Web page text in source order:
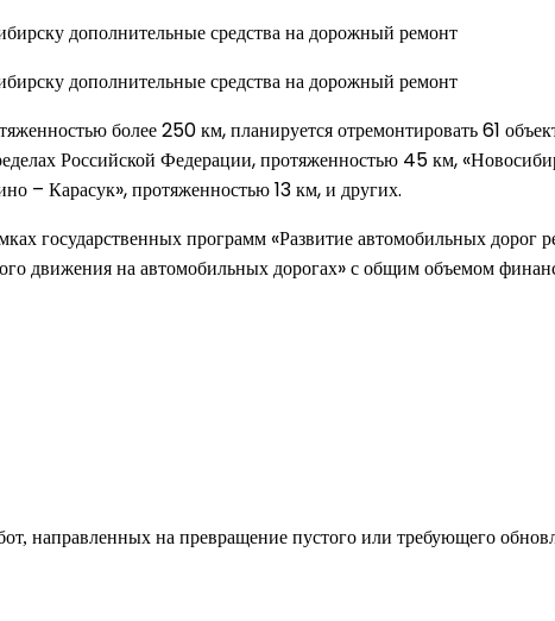
более 250 км, планируется отремонтировать 61
Российской Федерации, протяженностью 45 км,
– Карасук», протяженностью 13 км, и других.
государственных программ «Развитие автомобильных
движения на автомобильных дорогах» с общим объемом
направленных на превращение пустого или требующего